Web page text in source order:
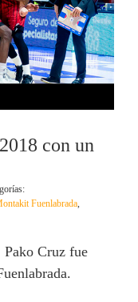
con un
Fuenlabrada,
Pako Cruz fue